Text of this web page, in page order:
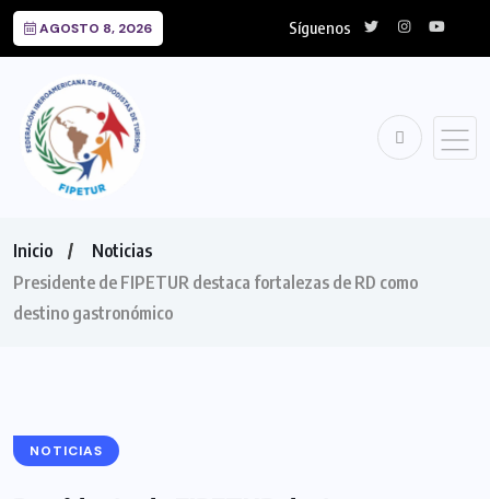
AGOSTO 8, 2026 Síguenos
Inicio
Noticias
Presidente de FIPETUR destaca fortalezas de RD como
destino gastronómico
NOTICIAS